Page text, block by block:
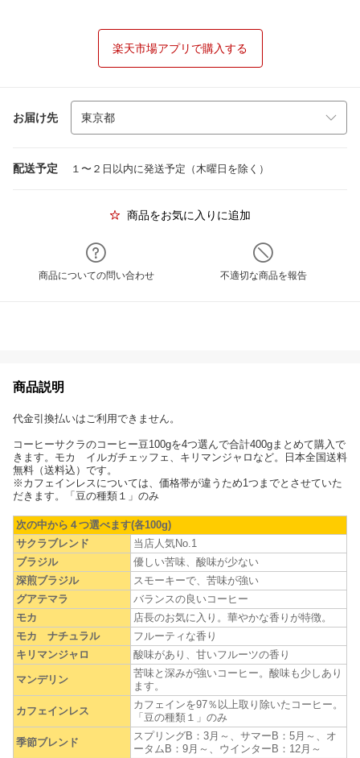
楽天市場アプリで購入する
お届け先
配送予定 １〜２日以内に発送予定（木曜日を除く）
商品をお気に入りに追加
商品についての問い合わせ 不適切な商品を報告
商品説明
代金引換払いはご利用できません。
コーヒーサクラのコーヒー豆100gを4つ選んで合計400gまとめて購入で
きます。モカ イルガチェッフェ、キリマンジャロなど。日本全国送料
無料（送料込）です。
※カフェインレスについては、価格帯が違うため1つまでとさせていた
だきます。「豆の種類１」のみ
次の中から４つ選べます(各100g)
サクラブレンド
当店人気No.1
ブラジル
優しい苦味、酸味が少ない
深煎ブラジル
スモーキーで、苦味が強い
グアテマラ
バランスの良いコーヒー
モカ
店長のお気に入り。華やかな香りが特徴。
モカ ナチュラル
フルーティな香り
キリマンジャロ
酸味があり、甘いフルーツの香り
マンデリン
苦味と深みが強いコーヒー。酸味も少しあり
ます。
カフェインレス
カフェインを97％以上取り除いたコーヒー。
「豆の種類１」のみ
季節ブレンド
スプリングB：3月～、サマーB：5月～、オ
ータムB：9月～、ウインターB：12月～